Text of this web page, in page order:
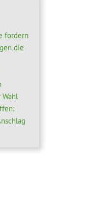
fordern
die